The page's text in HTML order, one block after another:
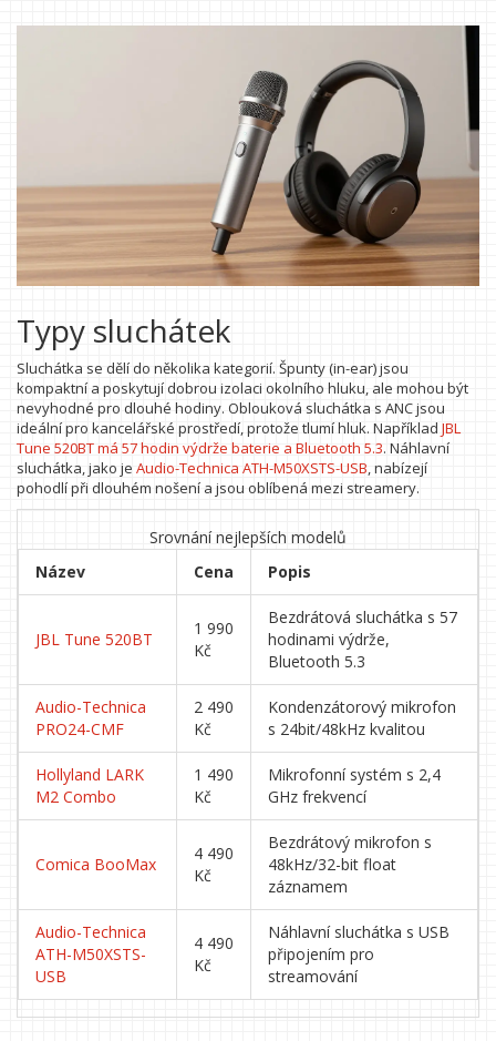
Typy sluchátek
Sluchátka se dělí do několika kategorií. Špunty (in-ear) jsou
kompaktní a poskytují dobrou izolaci okolního hluku, ale mohou být
nevyhodné pro dlouhé hodiny. Oblouková sluchátka s ANC jsou
ideální pro kancelářské prostředí, protože tlumí hluk. Například JBL
Tune 520BTmá 57 hodin výdrže baterie a Bluetooth 5.3. Náhlavní
sluchátka, jako je Audio-Technica ATH-M50XSTS-USB, nabízejí
pohodlí při dlouhém nošení a jsou oblíbená mezi streamery.
Srovnání nejlepších modelů
Název
Cena Popis
JBL Tune 520BT
1 990
Kč
Bezdrátová sluchátka s 57
hodinami výdrže,
Bluetooth 5.3
Audio-Technica
PRO24-CMF
2 490
Kč
Kondenzátorový mikrofon
s 24bit/48kHz kvalitou
Hollyland LARK
M2 Combo
1 490
Kč
Mikrofonní systém s 2,4
GHz frekvencí
Comica BooMax
4 490
Kč
Bezdrátový mikrofon s
48kHz/32-bit float
záznamem
Audio-Technica
ATH-M50XSTS-
USB
4 490
Kč
Náhlavní sluchátka s USB
připojením pro
streamování